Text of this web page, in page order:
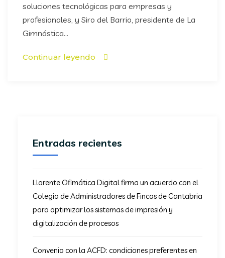
soluciones tecnológicas para empresas y
profesionales, y Siro del Barrio, presidente de La
Gimnástica...
Continuar leyendo
Entradas recientes
Llorente Ofimática Digital firma un acuerdo con el
Colegio de Administradores de Fincas de Cantabria
para optimizar los sistemas de impresión y
digitalización de procesos
Convenio con la ACFD: condiciones preferentes en